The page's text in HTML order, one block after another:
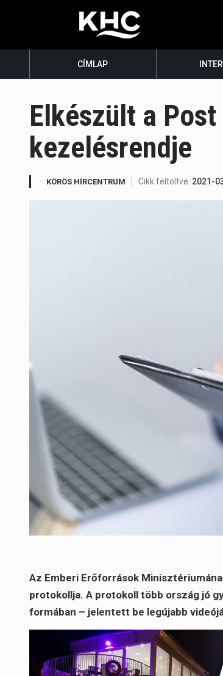
CÍMLAP
Elkészült a
kezelésrendje
KÖRÖS HÍRCENTRUM Cikk feltöltve: 2021-
Az Emberi Erőforrások
protokollja. A protokoll több ország jó
formában – jelentett be legújabb